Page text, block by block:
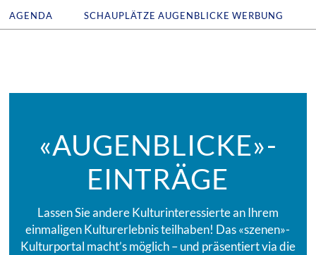
AGENDA SCHAUPLÄTZE AUGENBLICKE WERBUNG
«AUGENBLICKE»-
EINTRÄGE
Lassen Sie andere Kulturinteressierte an Ihrem
einmaligen Kulturerlebnis teilhaben! Das «szenen»-
Kulturportal macht’s möglich – und präsentiert via die